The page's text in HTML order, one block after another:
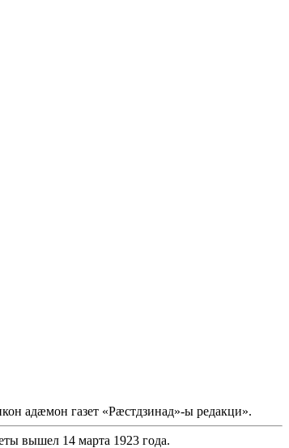
адæмон газет «Рæстдзинад»-ы редакци».
вышел 14 марта 1923 года.